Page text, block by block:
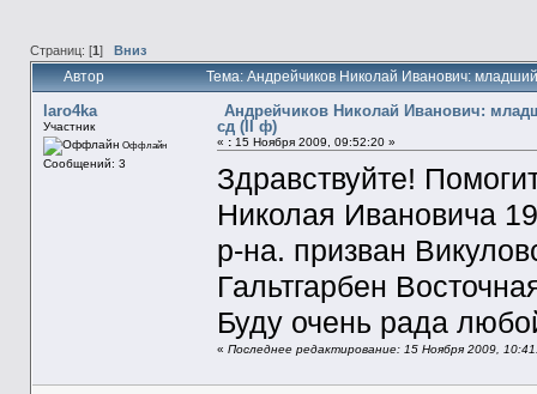
Страниц: [1 ] Вниз
Автор Тема: Андрейчиков Николай Иванович:
laro4ka
Участник
Оффлайн
Сообщений: 3
Андрейчиков Николай Иванович:
сд (II ф)
« :15 Ноября 2009, 09:52:20 »
Здравствуйте!
Николая Ивановича
р-на. призван
Гальтгарбен
Буду очень рада
« Последнее редактирование: 15 Ноября 2009,